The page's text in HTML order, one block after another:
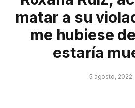
matar a su
me hubiese
estaría
5 agosto, 2022